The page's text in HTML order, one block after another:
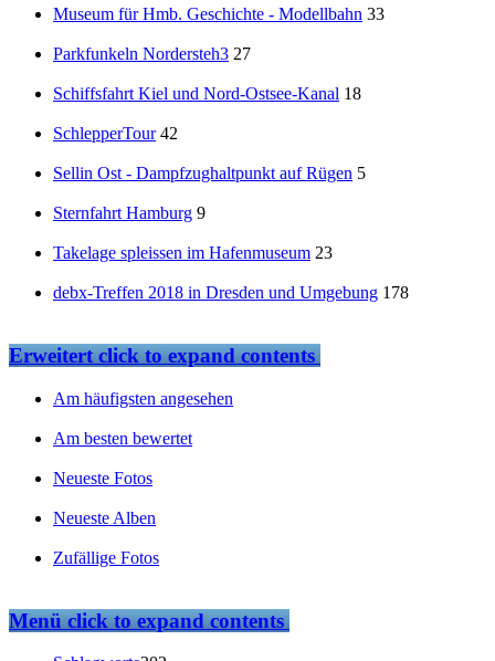
Museum für Hmb. Geschichte - Modellbahn 33
Parkfunkeln Nordersteh3 27
Schiffsfahrt Kiel und Nord-Ostsee-Kanal 18
SchlepperTour 42
Sellin Ost - Dampfzughaltpunkt auf Rügen 5
Sternfahrt Hamburg 9
Takelage spleissen im Hafenmuseum 23
debx-Treffen 2018 in Dresden und Umgebung 178
Erweitertclick to expand contents
Am häufigsten angesehen
Am besten bewertet
Neueste Fotos
Neueste Alben
Zufällige Fotos
Menüclick to expand contents